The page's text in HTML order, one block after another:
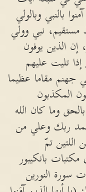
بالنبي وبالولي
مستقيم، نبي وولي
إن الذين يوفون
تليت عليهم
في جهنم مقاما عظيما
المكذبون
وما كان الله
ربك وعلي من
تمّ
بانكيبور
عدد آيات سورة النورين